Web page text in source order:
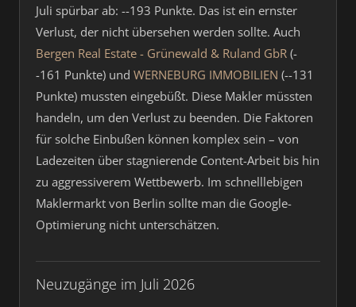
Juli spürbar ab: --193 Punkte. Das ist ein ernster
Verlust, der nicht übersehen werden sollte. Auch
Bergen Real Estate - Grünewald & Ruland GbR (-
-161 Punkte) und WERNEBURG IMMOBILIEN (--131
Punkte) mussten eingebüßt. Diese Makler müssten
handeln, um den Verlust zu beenden. Die Faktoren
für solche Einbußen können komplex sein – von
Ladezeiten über stagnierende Content-Arbeit bis hin
zu aggressiverem Wettbewerb. Im schnelllebigen
Maklermarkt von Berlin sollte man die Google-
Optimierung nicht unterschätzen.
Neuzugänge im Juli 2026